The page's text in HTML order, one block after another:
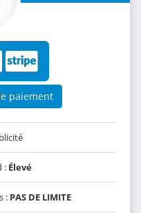
paiement
: Élevé
: PAS DE LIMITE